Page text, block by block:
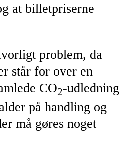
at billetpriserne
problem, da
står for over en
CO2-udledning
på handling og
må gøres noget